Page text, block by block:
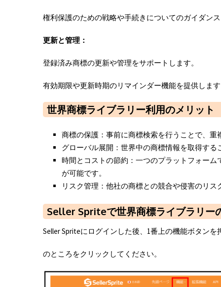
権利保護のための戦略や手続きについてのガイダン
更新と管理：
登録済み商標の更新や管理をサポートします。
有効期限や更新時期のリマインダー機能を提供しま
世界商標ライブラリー利用のメリット
商標の保護：事前に商標検索を行うことで、
グローバル展開：世界中の商標情報を取得す
時間とコストの節約：一つのプラットフォー
が可能です。
リスク管理：他社の商標との競合や侵害のリ
Seller Spriteで世界商標ライブラリー
Seller Spriteにログインした後、1番上の機能ボタン
のところをクリックしてください。